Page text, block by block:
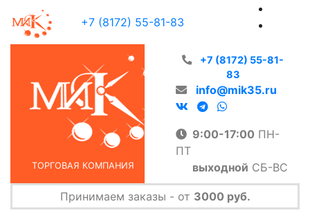
+7 (8172) 55-81-83
ТОРГОВАЯ КОМПАНИЯ
Принимаем заказы - от 3000 руб.
+7 (8172) 55-81-
83
info@mik35.ru
9:00-17:00 ПН-
ПТ
выходной СБ-ВС